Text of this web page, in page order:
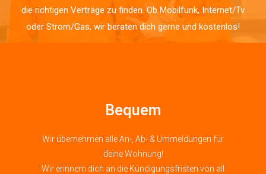
die richtigen Verträge zu finden. Ob Mobilfunk, Internet/Tv
oder Strom/Gas, wir beraten dich gerne und kostenlos!
Bequem
Wir übernehmen alle An-, Ab- & Ummeldungen für
deine Wohnung!
Wir erinnern dich an die Kündigungsfristen von all